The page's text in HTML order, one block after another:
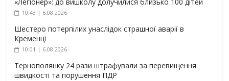
10:43 | 6.08.2026
Шестеро потерпілих унаслідок страшної аварії в
Кременці
10:01 | 6.08.2026
Тернополянку 24 рази штрафували за перевищення
швидкості та порушення ПДР